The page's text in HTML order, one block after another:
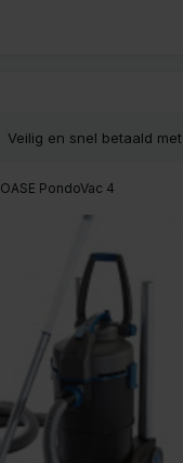
Veilig en snel betaald met
OASE PondoVac 4